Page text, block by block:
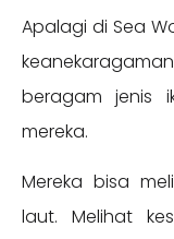
Apalagi di Sea
beragam jenis
mereka.
Mereka bisa
laut. Melihat